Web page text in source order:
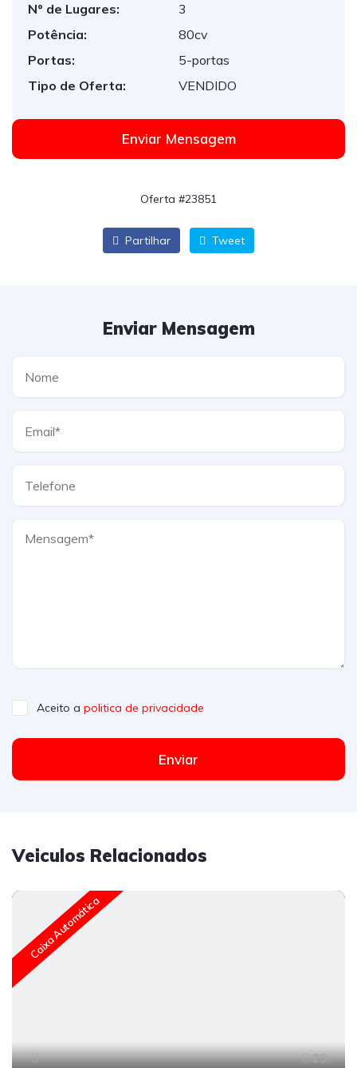
Nº de Lugares:
3
Potência:
80cv
Portas:
5-portas
Tipo de Oferta:
VENDIDO
Enviar Mensagem
Oferta #23851
Partilhar Tweet
Enviar Mensagem
Aceito a politica de privacidade
Enviar
Veiculos Relacionados
Caixa Automática
29